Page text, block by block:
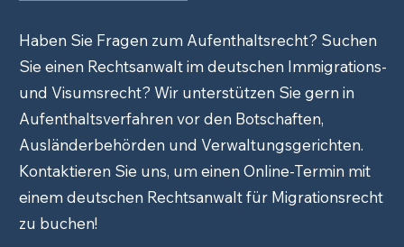
Haben Sie Fragen zum Aufenthaltsrecht? Suchen
Sie einen Rechtsanwalt im deutschen Immigrations-
und Visumsrecht? Wir unterstützen Sie gern in
Aufenthaltsverfahren vor den Botschaften,
Ausländerbehörden und Verwaltungsgerichten.
Kontaktieren Sie uns, um einen Online-Termin mit
einem deutschen Rechtsanwalt für Migrationsrecht
zu buchen!